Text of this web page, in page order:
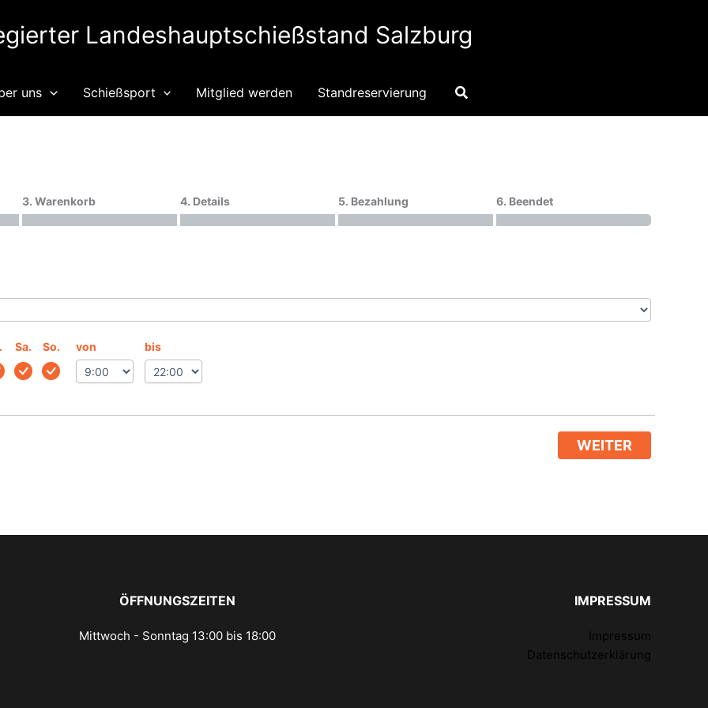
Landeshauptschießstand Salzburg
uns Schießsport Mitglied werden Standreservierung Suchen
3. Warenkorb 4. Details 5. Bezahlung 6. Beendet
Sa. So. von bis
WEITER
ÖFFNUNGSZEITEN
Mittwoch - Sonntag 13:00 bis 18:00
IMPRESSUM
Impressum
Datenschutzerklärung